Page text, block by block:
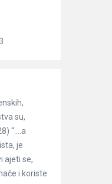
su,
“….a
je
ajeti se,
i koriste